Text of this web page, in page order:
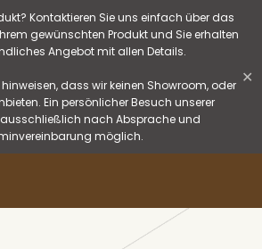
Kontaktieren Sie uns einfach über das
gewünschten Produkt und Sie erhalten
Angebot mit allen Details.
dass wir keinen Showroom, oder
Ein persönlicher Besuch unserer
ausschließlich nach Absprache und
möglich.
✕